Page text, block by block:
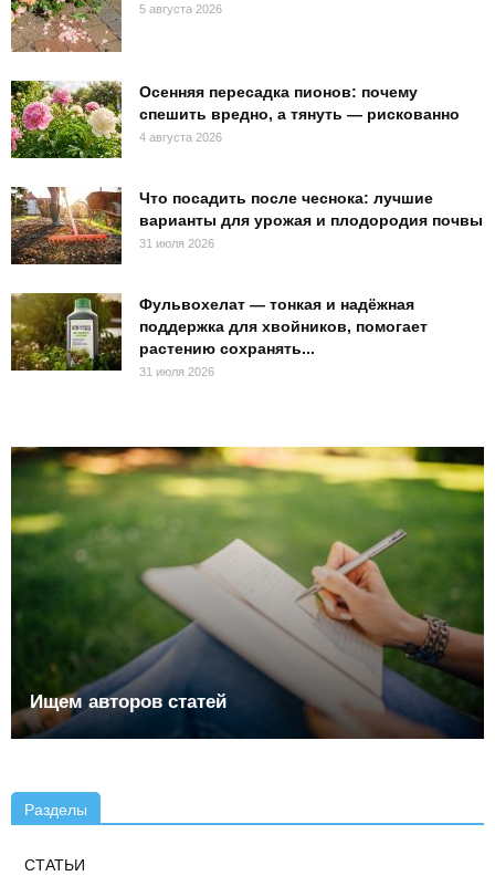
5 августа 2026
Осенняя пересадка пионов: почему
спешить вредно, а тянуть — рискованно
4 августа 2026
Что посадить после чеснока: лучшие
варианты для урожая и плодородия почвы
31 июля 2026
Фульвохелат — тонкая и надёжная
поддержка для хвойников, помогает
растению сохранять...
31 июля 2026
Ищем авторов статей
Разделы
СТАТЬИ